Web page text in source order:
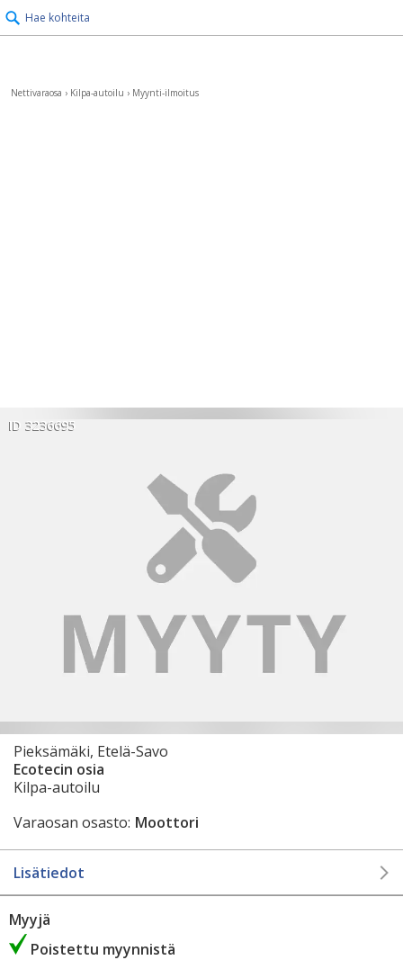
Hae kohteita
Nettivaraosa › Kilpa-autoilu › Myynti-ilmoitus
ID 3236695
Pieksämäki, Etelä-Savo
Ecotecin osia
Kilpa-autoilu
Varaosan osasto: Moottori
Lisätiedot
Myyjä
Poistettu myynnistä